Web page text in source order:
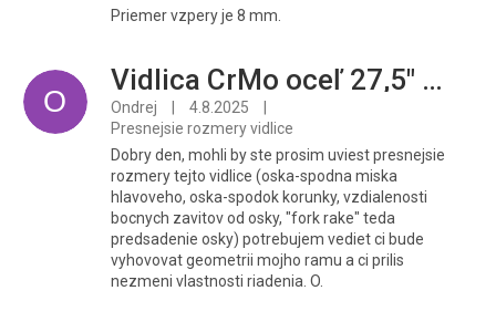
Priemer vzpery je 8 mm.
O
Vidlica CrMo oceľ 27,5" alebo 28" low rider (1 matica)
Ondrej 4.8.2025
Presnejsie rozmery vidlice
Dobry den, mohli by ste prosim uviest presnejsie
rozmery tejto vidlice (oska-spodna miska
hlavoveho, oska-spodok korunky, vzdialenosti
bocnych zavitov od osky, "fork rake" teda
predsadenie osky) potrebujem vediet ci bude
vyhovovat geometrii mojho ramu a ci prilis
nezmeni vlastnosti riadenia. O.